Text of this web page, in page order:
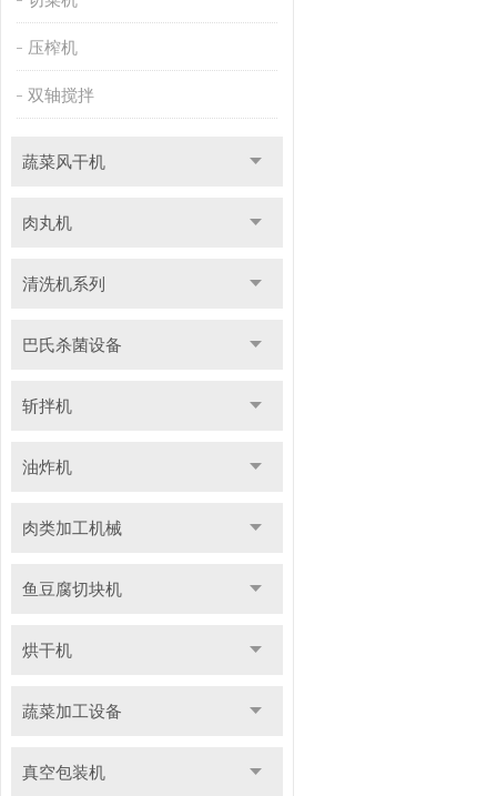
压榨机
双轴搅拌
蔬菜风干机
肉丸机
清洗机系列
巴氏杀菌设备
斩拌机
油炸机
肉类加工机械
鱼豆腐切块机
烘干机
蔬菜加工设备
真空包装机